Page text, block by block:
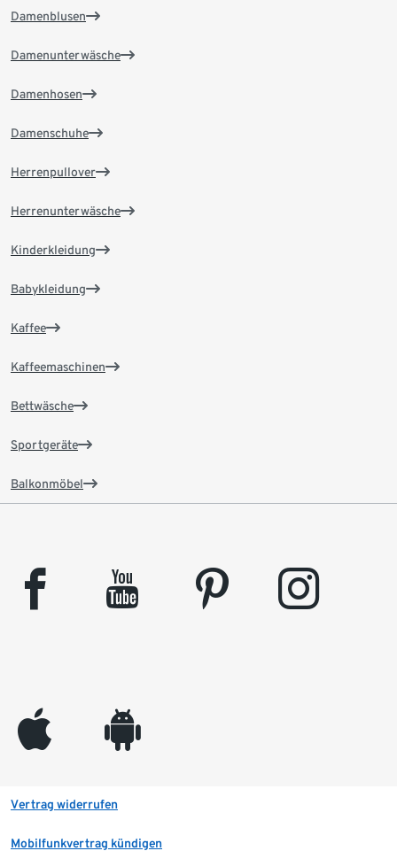
Damenblusen
Damenunterwäsche
Damenhosen
Damenschuhe
Herrenpullover
Herrenunterwäsche
Kinderkleidung
Babykleidung
Kaffee
Kaffeemaschinen
Bettwäsche
Sportgeräte
Balkonmöbel
facebook youtube pinterest instagram
appleinc android
Vertrag widerrufen
Mobilfunkvertrag kündigen